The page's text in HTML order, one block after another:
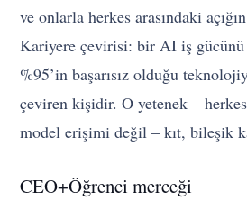
ve onlarla herkes arasındaki
Kariyere çevirisi: bir AI iş
%95’in başarısız olduğu
çeviren kişidir. O yetenek –
model erişimi değil – kıt, bileşik
CEO+Öğrenci merceği